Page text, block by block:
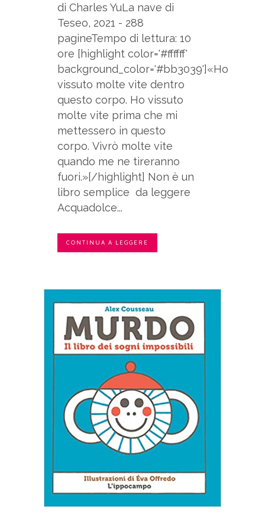
di Charles YuLa nave di
Teseo, 2021 - 288
pagineTempo di lettura: 10
ore [highlight color='#ffffff'
background_color='#bb3039']«Ho
vissuto molte vite dentro
questo corpo. Ho vissuto
molte vite prima che mi
mettessero in questo
corpo. Vivrò molte vite
quando me ne tireranno
fuori.»[/highlight] Non è un
libro semplice da leggere
Acquadolce...
CONTINUA A LEGGERE